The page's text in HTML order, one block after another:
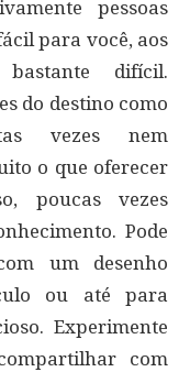
pessoas
para você, aos
difícil.
do destino como
vezes nem
o que oferecer
poucas vezes
Pode
um desenho
ou até para
Experimente
com